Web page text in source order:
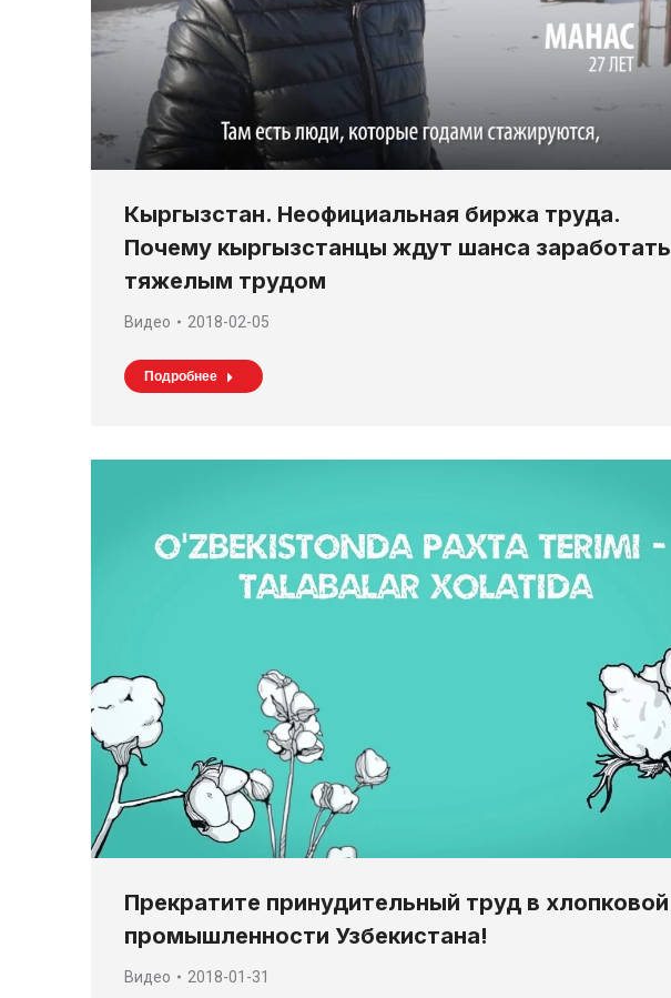
Кыргызстан. Неофициальная биржа труда.
Почему кыргызстанцы ждут шанса заработать
тяжелым трудом
Видео 2018-02-05
Подробнее
Прекратите принудительный труд в хлопковой
промышленности Узбекистана!
Видео 2018-01-31